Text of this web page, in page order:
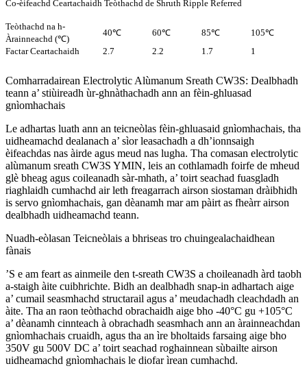
Co-èifeachd Ceartachaidh Teòthachd de Shruth Ripple Referred
Teòthachd na h-
Àrainneachd (℃)
40℃ 60℃ 85℃
105℃
Factar Ceartachaidh
2.7 2.2 1.7 1
Comharradairean Electrolytic Alùmanum Sreath CW3S: Dealbhadh
teann a’ stiùireadh ùr-ghnàthachadh ann an fèin-ghluasad
gnìomhachais
Le adhartas luath ann an teicneòlas fèin-ghluasaid gnìomhachais, tha
uidheamachd dealanach a’ sìor leasachadh a dh’ionnsaigh
èifeachdas nas àirde agus meud nas lugha. Tha comasan electrolytic
alùmanum sreath CW3S YMIN, leis an cothlamadh foirfe de mheud
glè bheag agus coileanadh sàr-mhath, a’ toirt seachad fuasgladh
riaghlaidh cumhachd air leth freagarrach airson siostaman dràibhidh
is servo gnìomhachais, gan dèanamh mar am pàirt as fheàrr airson
dealbhadh uidheamachd teann.
Nuadh-eòlasan Teicneòlais a bhriseas tro chuingealachaidhean
fànais
’S e am feart as ainmeile den t-sreath CW3S a choileanadh àrd taobh
a-staigh àite cuibhrichte. Bidh an dealbhadh snap-in adhartach aige
a’ cumail seasmhachd structarail agus a’ meudachadh cleachdadh an
àite. Tha an raon teòthachd obrachaidh aige bho -40°C gu +105°C
a’ dèanamh cinnteach à obrachadh seasmhach ann an àrainneachdan
gnìomhachais cruaidh, agus tha an ìre bholtaids farsaing aige bho
350V gu 500V DC a’ toirt seachad roghainnean sùbailte airson
uidheamachd gnìomhachais le diofar ìrean cumhachd.